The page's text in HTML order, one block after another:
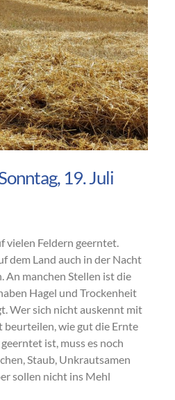
19. Juli
vielen Feldern geerntet.
dem Land auch in der Nacht
An manchen Stellen ist die
Hagel und Trockenheit
Wer sich nicht auskennt mit
beurteilen, wie gut die Ernte
ist, muss es noch
Staub, Unkrautsamen
sollen nicht ins Mehl